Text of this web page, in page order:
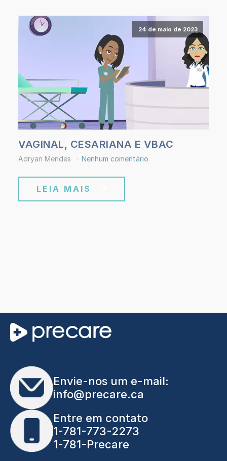
24 de maio de 2023
VAGINAL, CESARIANA E VBAC
Adryan Mendes Nenhum comentário
LEIA MAIS
Envie-nos um e-mail:
info@precare.ca
Entre em contato
1-781-773-2273
1-781-Precare